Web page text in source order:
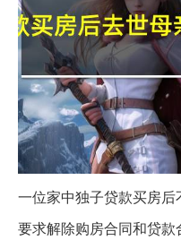
一位家中独子贷款买房
要求解除购房合同和贷